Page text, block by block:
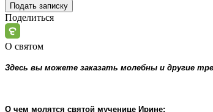
Подать записку
Поделиться
О святом
Здесь вы можете заказать молебны и другие
О чем молятся святой мученице Ирине: